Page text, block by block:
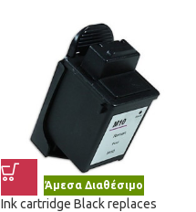
Άμεσα Διαθέσιμο
Ink cartridge Black replaces